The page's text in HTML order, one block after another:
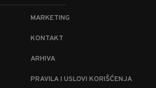
MARKETING
KONTAKT
ARHIVA
PRAVILA I USLOVI KORIŠĆENJA